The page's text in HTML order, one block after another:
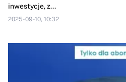
inwestycje, z...
2025-09-10, 10:32